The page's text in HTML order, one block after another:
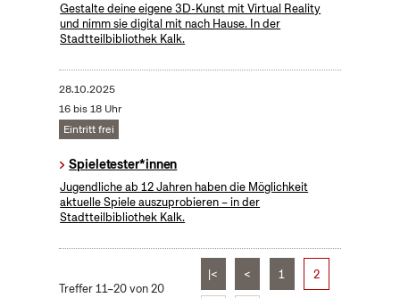
​Gestalte deine eigene 3D-Kunst mit Virtual Reality
und nimm sie digital mit nach Hause. In der
Stadtteilbibliothek Kalk.
28.10.2025
16 bis 18 Uhr
Eintritt frei
Spieletester*innen
Jugendliche ab 12 Jahren haben die Möglichkeit
aktuelle Spiele auszuprobieren – in der
Stadtteilbibliothek Kalk.
Treffer 11–20 von 20
|< < 1 2